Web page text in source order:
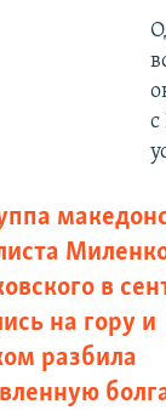
с
в
на гору и
разбила